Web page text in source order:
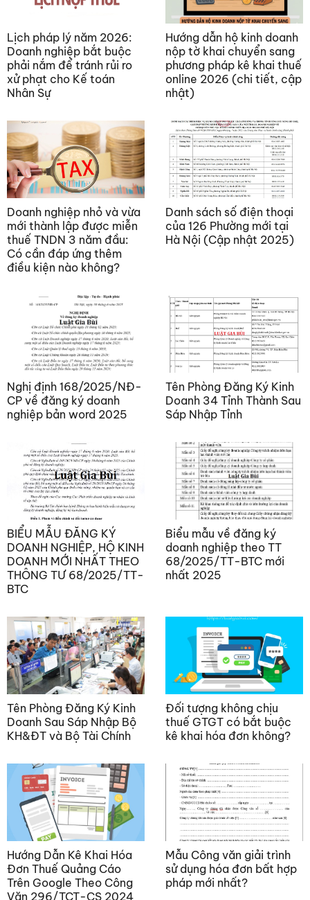
Lịch pháp lý năm 2026:
Doanh nghiệp bắt buộc
phải nắm để tránh rủi ro
xử phạt cho Kế toán
Nhân Sự
Hướng dẫn hộ kinh doanh
nộp tờ khai chuyển sang
phương pháp kê khai thuế
online 2026 (chi tiết, cập
nhật)
Doanh nghiệp nhỏ và vừa
mới thành lập được miễn
thuế TNDN 3 năm đầu:
Có cần đáp ứng thêm
điều kiện nào không?
Danh sách số điện thoại
của 126 Phường mới tại
Hà Nội (Cập nhật 2025)
Nghị định 168/2025/NĐ-
CP về đăng ký doanh
nghiệp bản word 2025
Tên Phòng Đăng Ký Kinh
Doanh 34 Tỉnh Thành Sau
Sáp Nhập Tỉnh
BIỂU MẪU ĐĂNG KÝ
DOANH NGHIỆP, HỘ KINH
DOANH MỚI NHẤT THEO
THÔNG TƯ 68/2025/TT-
BTC
Biểu mẫu về đăng ký
doanh nghiệp theo TT
68/2025/TT-BTC mới
nhất 2025
Tên Phòng Đăng Ký Kinh
Doanh Sau Sáp Nhập Bộ
KH&ĐT và Bộ Tài Chính
Đối tượng không chịu
thuế GTGT có bắt buộc
kê khai hóa đơn không?
Hướng Dẫn Kê Khai Hóa
Đơn Thuế Quảng Cáo
Trên Google Theo Công
Văn 296/TCT-CS 2024
Mẫu Công văn giải trình
sử dụng hóa đơn bất hợp
pháp mới nhất?